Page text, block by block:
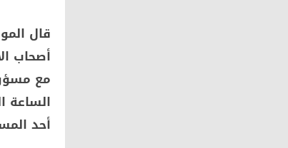
قال
أصحاب
مع
أحد